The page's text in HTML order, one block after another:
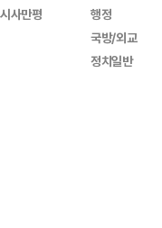
시사만평
행정
국방/외교
정치일반